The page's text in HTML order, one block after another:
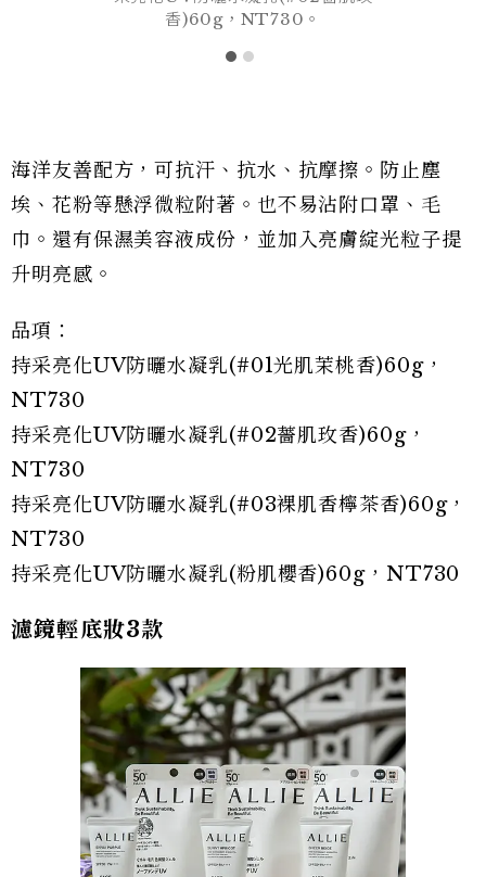
香)60g，NT730。
海洋友善配方，可抗汗、抗水、抗摩擦。防止塵
埃、花粉等懸浮微粒附著。也不易沾附口罩、毛
巾。還有保濕美容液成份，並加入亮膚綻光粒子提
升明亮感。
品項：
持采亮化UV防曬水凝乳(#01光肌茉桃香)60g，
NT730
持采亮化UV防曬水凝乳(#02薔肌玫香)60g，
NT730
持采亮化UV防曬水凝乳(#03裸肌香檸茶香)60g，
NT730
持采亮化UV防曬水凝乳(粉肌櫻香)60g，NT730
濾鏡輕底妝3款